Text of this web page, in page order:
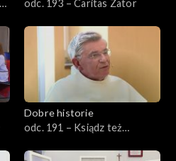
odc. 193 – Caritas Zator
Dobre historie
odc. 191 – Ksiądz też